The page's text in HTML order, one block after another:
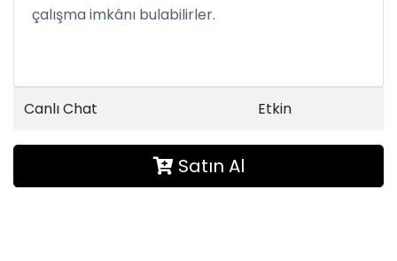
çalışma imkânı bulabilirler.
Canlı Chat Etkin
Satın Al